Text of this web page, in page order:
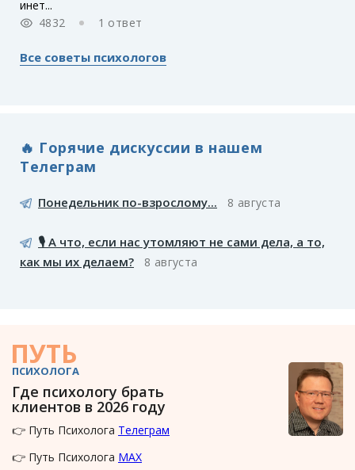
инет...
4832
1 ответ
Все советы психологов
🔥 Горячие дискуссии в нашем
Телеграм
Понедельник по-взрослому... 8 августа
🎙️ А что, если нас утомляют не сами дела, а то,
как мы их делаем?
8 августа
ПУТЬ
ПСИХОЛОГА
Где психологу брать
клиентов в 2026 году
👉 Путь Психолога Телеграм
👉 Путь Психолога MAX